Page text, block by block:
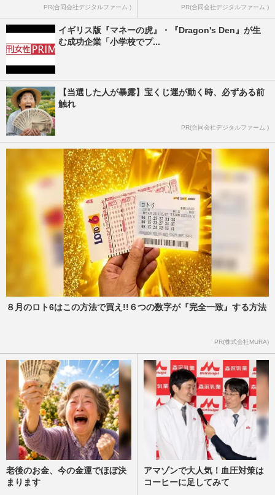
PR(合同会社デジタルファーム ) PR(合同会社デジタルファーム )
イギリス版『マネーの虎』・『Dragon's Den』が生
む成功企業「小学校でプ...
【当選した人が暴露】宝くじ運が動く時、必ずある前
触れ
PR(合同会社デジタルファーム )
８月のロト6はこの方法で買え!!６つの数字が『完全一致』する方法
PR(株式会社MURA)
老後のお金、今の金運でほぼ決
まります
アマゾンで大人気！血圧対策は
コーヒーに足してみて